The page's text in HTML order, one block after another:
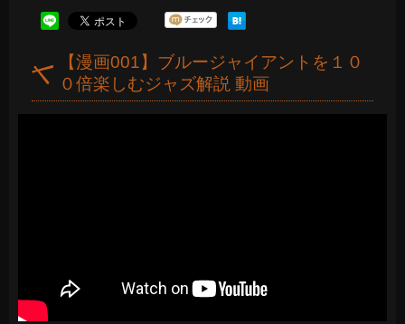
【漫画001】ブルージャイアントを１０
０倍楽しむジャズ解説 動画